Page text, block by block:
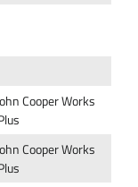
Cooper Works
Cooper Works